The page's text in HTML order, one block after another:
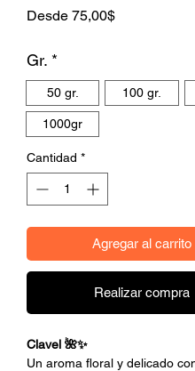
Desde 75,00$Precio de
Gr. *
50 gr. 100 gr.
1000gr
Cantidad *
Agregar al carrito
Realizar compra
Clavel 🌺✨
Un aroma floral y delicado